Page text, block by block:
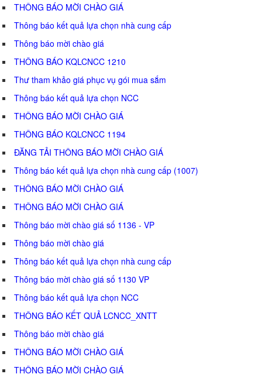
THÔNG BÁO MỜI CHÀO GIÁ
Thông báo kết quả lựa chọn nhà cung cấp
Thông báo mời chào giá
THÔNG BÁO KQLCNCC 1210
Thư tham khảo giá phục vụ gói mua sắm
Thông báo kết quả lựa chọn NCC
THÔNG BÁO MỜI CHÀO GIÁ
THÔNG BÁO KQLCNCC 1194
ĐĂNG TẢI THÔNG BÁO MỜI CHÀO GIÁ
Thông báo kết quả lựa chọn nhà cung cấp (1007)
THÔNG BÁO MỜI CHÀO GIÁ
THÔNG BÁO MỜI CHÀO GIÁ
Thông báo mời chào giá số 1136 - VP
Thông báo mời chào giá
Thông báo kết quả lựa chọn nhà cung cấp
Thông báo mời chào giá số 1130 VP
Thông báo kết quả lựa chọn NCC
THÔNG BÁO KẾT QUẢ LCNCC_XNTT
Thông báo mời chào giá
THÔNG BÁO MỜI CHÀO GIÁ
THÔNG BÁO MỜI CHÀO GIÁ